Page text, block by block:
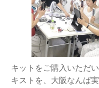
キットをご購入いただ
キストを、大阪なんば